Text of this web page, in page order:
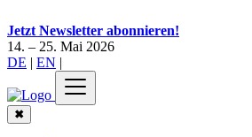
Jetzt Newsletter abonnieren!
14. – 25. Mai 2026
DE | EN |
✖